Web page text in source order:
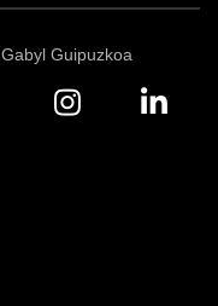
Gabyl Guipuzkoa